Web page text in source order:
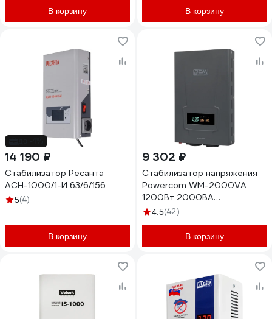
В корзину В корзину
14 190 ₽
Стабилизатор Ресанта
АСН-1000/1-И 63/6/156
5(4)
В корзину
9 302 ₽
Стабилизатор напряжения
Powercom WM-2000VA
1200Вт 2000ВА
графитовый 1928732
4.5(42)
В корзину